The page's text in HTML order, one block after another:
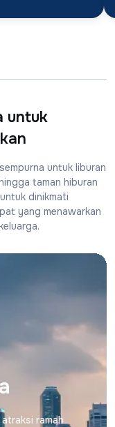
untuk
untuk liburan
taman hiburan
dinikmati
yang menawarkan
ramah